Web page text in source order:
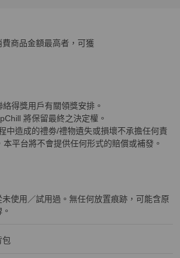
Chill賞禮🎁 買家平台活動
商品金額最高者，可獲
得獎用戶有關領獎安排。
將保留最終之決定權。
中造成的禮劵/禮物遺失或損壞不承擔任何責
平台將不會提供任何形式的賠償或補發。
狀態與細節
使用／試用過。無任何放置痕跡，可能含原
資訊
包